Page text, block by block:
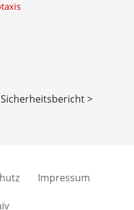
>
Impressum